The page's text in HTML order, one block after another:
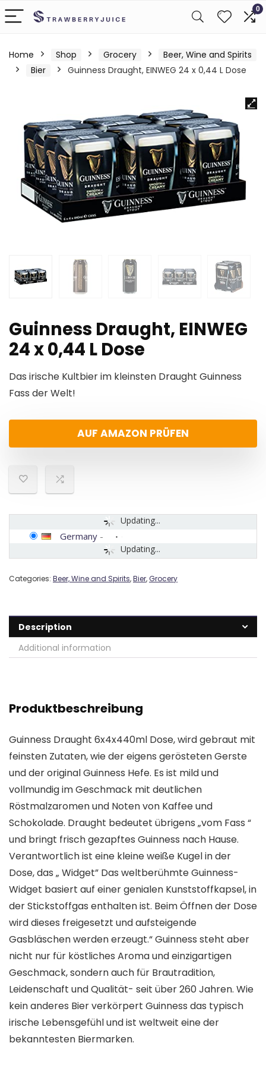
0
Home Shop Grocery
Beer, Wine and Spirits
Bier
Guinness Draught, EINWEG 24 x 0,44 L Dose
Guinness Draught, EINWEG
24 x 0,44 L Dose
Das irische Kultbier im kleinsten Draught Guinness
Fass der Welt!
AUF AMAZON PRÜFEN
Updating...
Updating...
Germany -
Categories: Beer, Wine and Spirits,Bier,Grocery
Description
Additional information
Produktbeschreibung
Guinness Draught 6x4x440ml Dose, wird gebraut mit
feinsten Zutaten, wie der eigens gerösteten Gerste
und der original Guinness Hefe. Es ist mild und
vollmundig im Geschmack mit deutlichen
Röstmalzaromen und Noten von Kaffee und
Schokolade. Draught bedeutet übrigens „vom Fass “
und bringt frisch gezapftes Guinness nach Hause.
Verantwortlich ist eine kleine weiße Kugel in der
Dose, das „ Widget” Das weltberühmte Guinness-
Widget basiert auf einer genialen Kunststoffkapsel, in
der Stickstoffgas enthalten ist. Beim Öffnen der Dose
wird dieses freigesetzt und aufsteigende
Gasbläschen werden erzeugt.“ Guinness steht aber
nicht nur für köstliches Aroma und einzigartigen
Geschmack, sondern auch für Brautradition,
Leidenschaft und Qualität- seit über 260 Jahren. Wie
kein anderes Bier verkörpert Guinness das typisch
irische Lebensgefühl und ist weltweit eine der
bekanntesten Biermarken.